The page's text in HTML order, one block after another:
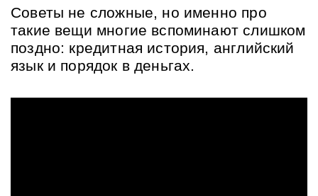
Советы не сложные, но именно про
такие вещи многие вспоминают слишком
поздно: кредитная история, английский
язык и порядок в деньгах.